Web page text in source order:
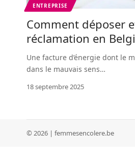
ENTREPRISE
Comment déposer
réclamation en
Une facture d’énergie dont le
dans le mauvais sens…
18 septembre 2025
© 2026 | femmesencolere.be